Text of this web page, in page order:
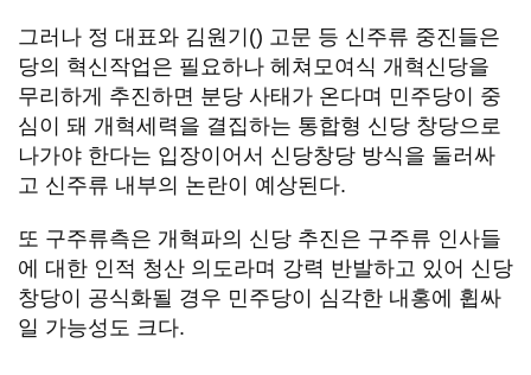
그러나 정 대표와 김원기() 고문 등 신주류 중진들은
당의 혁신작업은 필요하나 헤쳐모여식 개혁신당을
무리하게 추진하면 분당 사태가 온다며 민주당이 중
심이 돼 개혁세력을 결집하는 통합형 신당 창당으로
나가야 한다는 입장이어서 신당창당 방식을 둘러싸
고 신주류 내부의 논란이 예상된다.
또 구주류측은 개혁파의 신당 추진은 구주류 인사들
에 대한 인적 청산 의도라며 강력 반발하고 있어 신당
창당이 공식화될 경우 민주당이 심각한 내홍에 휩싸
일 가능성도 크다.